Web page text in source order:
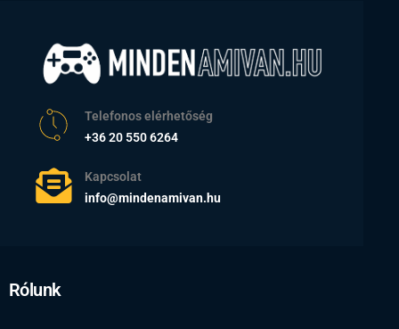
Telefonos elérhetőség
+36 20 550 6264
Kapcsolat
info@mindenamivan.hu
Rólunk